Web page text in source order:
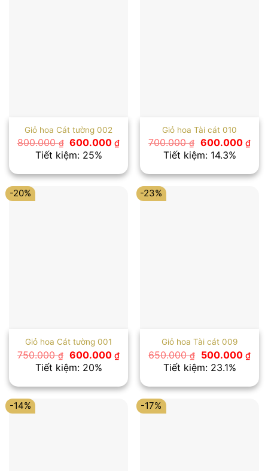
Giỏ hoa Cát tường 002
800.000₫ Giá
gốc
là:
600.000₫Giá
là:
600.000 ₫.
Tiết kiệm: 25%
Giỏ hoa Tài cát 010
700.000₫ Giá
gốc
là:
600.000 ₫Giá
hiện
là:
Tiết kiệm: 14.3%
-20%
Giỏ hoa Cát tường 001
750.000₫ Giá
gốc
là:
600.000 ₫Giá
hiện
là:
600.000 ₫.
Tiết kiệm: 20%
-23%
Giỏ hoa Tài cát 009
650.000₫
Giá
gốc
là:
500.000 ₫Giá
hiện
là:
Tiết kiệm: 23.1%
-14% -17%